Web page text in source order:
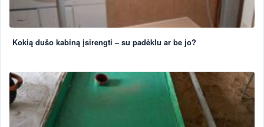
Kokią dušo kabiną įsirengti – su padėklu ar be jo?